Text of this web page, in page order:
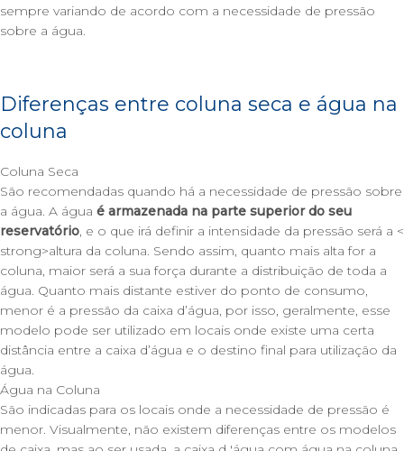
sempre variando de acordo com a necessidade de pressão
sobre a água.
Diferenças entre coluna seca e água na
coluna
Coluna Seca
São recomendadas quando há a necessidade de pressão sobre
a água. A água é armazenada na parte superior do seu
reservatório , e o que irá definir a intensidade da pressão será a <
strong>altura da coluna. Sendo assim, quanto mais alta for a
coluna, maior será a sua força durante a distribuição de toda a
água. Quanto mais distante estiver do ponto de consumo,
menor é a pressão da caixa d’água, por isso, geralmente, esse
modelo pode ser utilizado em locais onde existe uma certa
distância entre a caixa d’água e o destino final para utilização da
água.
Água na Coluna
São indicadas para os locais onde a necessidade de pressão é
menor. Visualmente, não existem diferenças entre os modelos